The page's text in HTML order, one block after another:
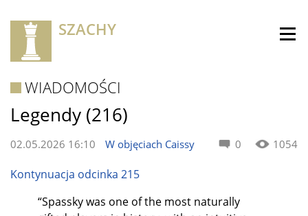
SZACHY
WIADOMOŚCI
Legendy (216)
0 1054
02.05.2026 16:10 W objęciach Caissy
Kontynuacja odcinka 215
“Spassky was one of the most naturally